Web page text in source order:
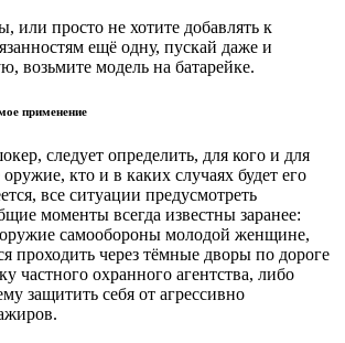
или просто не хотите добавлять к
ещё одну, пускай даже и
возьмите модель на батарейке.
применение
следует определить, для кого и для
кто и в каких случаях будет его
все ситуации предусмотреть
моменты всегда известны заранее:
оружие самообороны молодой женщине,
проходить через тёмные дворы по дороге
частного охранного агентства, либо
защитить себя от агрессивно